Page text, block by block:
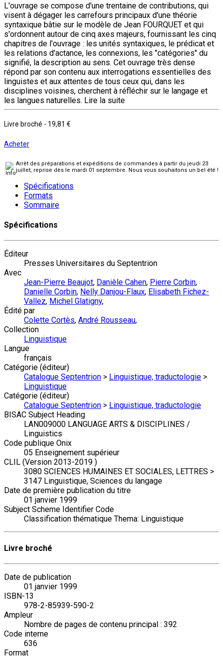
L'ouvrage se compose d'une trentaine de contributions, qui
visent à dégager les carrefours principaux d'une théorie
syntaxique bâtie sur le modèle de Jean FOURQUET et qui
s'ordonnent autour de cinq axes majeurs, fournissant les cinq
chapitres de l'ouvrage : les unités syntaxiques, le prédicat et
les relations d'actance, les connexions, les "catégories" du
signifié, la description au sens. Cet ouvrage très dense
répond par son contenu aux interrogations essentielles des
linguistes et aux attentes de tous ceux qui, dans les
disciplines voisines, cherchent à réfléchir sur le langage et
les langues naturelles. Lire la suite
Livre broché - 19,81 €
Acheter
Arrêt des préparations et expéditions de commandes à partir du jeudi 23
juillet, reprise dès le mardi 01 septembre. Nous vous souhaitons un bel été !
Spécifications
Formats
Sommaire
Spécifications
Éditeur
Presses Universitaires du Septentrion
Avec
Jean-Pierre Beaujot, Danièle Cahen, Pierre Corbin,
Danielle Corbin, Nelly Danjou-Flaux, Elisabeth Fichez-
Vallez, Michel Glatigny,
Édité par
Colette Cortès, André Rousseau,
Collection
Linguistique
Langue
français
Catégorie (éditeur)
Catalogue Septentrion > Linguistique, traductologie >
Linguistique
Catégorie (éditeur)
Catalogue Septentrion > Linguistique, traductologie
BISAC Subject Heading
LAN009000 LANGUAGE ARTS & DISCIPLINES /
Linguistics
Code publique Onix
05 Enseignement supérieur
CLIL (Version 2013-2019 )
3080 SCIENCES HUMAINES ET SOCIALES, LETTRES >
3147 Linguistique, Sciences du langage
Date de première publication du titre
01 janvier 1999
Subject Scheme Identifier Code
Classification thématique Thema: Linguistique
Livre broché
Date de publication
01 janvier 1999
ISBN-13
978-2-85939-590-2
Ampleur
Nombre de pages de contenu principal : 392
Code interne
636
Format